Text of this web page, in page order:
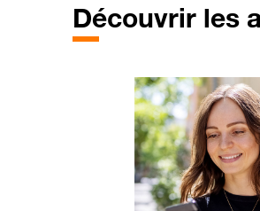
Découvrir les